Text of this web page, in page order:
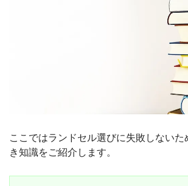
ここではランドセル選びに失敗しない
き知識をご紹介します。